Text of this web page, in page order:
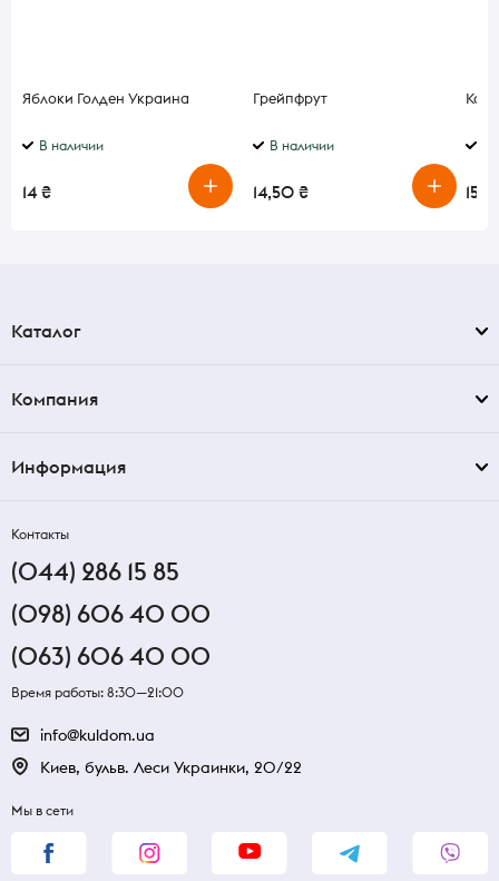
Яблоки Голден Украина
В наличии
14 ₴
Грейпфрут
В наличии
14,50 ₴ 15 ₴
Каталог
Компания
Информация
Контакты
(044) 286 15 85
(098) 606 40 00
(063) 606 40 00
Время работы: 8:30—21:00
info@kuldom.ua
Киев, бульв. Леси Украинки, 20/22
Мы в сети